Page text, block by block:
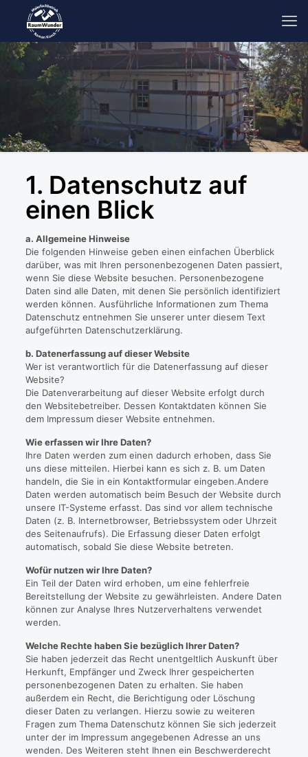
1. Datenschutz auf
einen Blick
a. Allgemeine Hinweise
Die folgenden Hinweise geben einen einfachen Überblick
darüber, was mit Ihren personenbezogenen Daten passiert,
wenn Sie diese Website besuchen. Personenbezogene
Daten sind alle Daten, mit denen Sie persönlich identifiziert
werden können. Ausführliche Informationen zum Thema
Datenschutz entnehmen Sie unserer unter diesem Text
aufgeführten Datenschutzerklärung.
b. Datenerfassung auf dieser Website
Wer ist verantwortlich für die Datenerfassung auf dieser
Website?
Die Datenverarbeitung auf dieser Website erfolgt durch
den Websitebetreiber. Dessen Kontaktdaten können Sie
dem Impressum dieser Website entnehmen.
Wie erfassen wir Ihre Daten?
Ihre Daten werden zum einen dadurch erhoben, dass Sie
uns diese mitteilen. Hierbei kann es sich z. B. um Daten
handeln, die Sie in ein Kontaktformular eingeben.Andere
Daten werden automatisch beim Besuch der Website durch
unsere IT-Systeme erfasst. Das sind vor allem technische
Daten (z. B. Internetbrowser, Betriebssystem oder Uhrzeit
des Seitenaufrufs). Die Erfassung dieser Daten erfolgt
automatisch, sobald Sie diese Website betreten.
Wofür nutzen wir Ihre Daten?
Ein Teil der Daten wird erhoben, um eine fehlerfreie
Bereitstellung der Website zu gewährleisten. Andere Daten
können zur Analyse Ihres Nutzerverhaltens verwendet
werden.
Welche Rechte haben Sie bezüglich Ihrer Daten?
Sie haben jederzeit das Recht unentgeltlich Auskunft über
Herkunft, Empfänger und Zweck Ihrer gespeicherten
personenbezogenen Daten zu erhalten. Sie haben
außerdem ein Recht, die Berichtigung oder Löschung
dieser Daten zu verlangen. Hierzu sowie zu weiteren
Fragen zum Thema Datenschutz können Sie sich jederzeit
unter der im Impressum angegebenen Adresse an uns
wenden. Des Weiteren steht Ihnen ein Beschwerderecht